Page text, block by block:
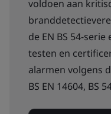
voldoen aan
de EN BS 54-
testen en
alarmen volgens
BS EN 14604, BS